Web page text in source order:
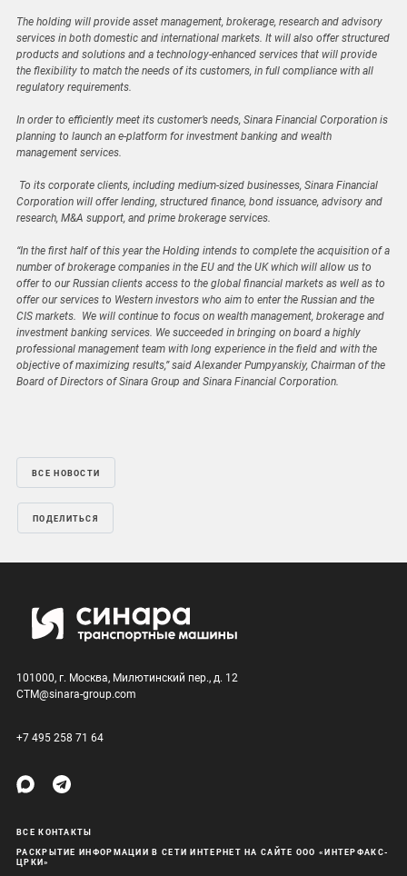
The holding will provide asset management, brokerage, research and advisory
services in both domestic and international markets. It will also offer structured
products and solutions and a technology-enhanced services that will provide
the flexibility to match the needs of its customers, in full compliance with all
regulatory requirements.
In order to efficiently meet its customer’s needs, Sinara Financial Corporation is
planning to launch an e-platform for investment banking and wealth
management services.
To its corporate clients, including medium-sized businesses, Sinara Financial
Corporation will offer lending, structured finance, bond issuance, advisory and
research, M&A support, and prime brokerage services.
“In the first half of this year the Holding intends to complete the acquisition of a
number of brokerage companies in the EU and the UK which will allow us to
offer to our Russian clients access to the global financial markets as well as to
offer our services to Western investors who aim to enter the Russian and the
CIS markets. We will continue to focus on wealth management, brokerage and
investment banking services. We succeeded in bringing on board a highly
professional management team with long experience in the field and with the
objective of maximizing results,” said Alexander Pumpyanskiy, Chairman of the
Board of Directors of Sinara Group and Sinara Financial Corporation.
ВСЕ НОВОСТИ
ПОДЕЛИТЬСЯ
101000, г. Москва, Милютинский пер., д. 12
CTM@sinara-group.com
+7 495 258 71 64
ВСЕ КОНТАКТЫ
РАСКРЫТИЕ ИНФОРМАЦИИ В СЕТИ ИНТЕРНЕТ НА САЙТЕ ООО «ИНТЕРФАКС-
ЦРКИ»